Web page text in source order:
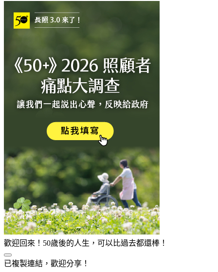
歡迎回來！50歲後的人生，可以比過去都還棒！
已複製連結，歡迎分享！